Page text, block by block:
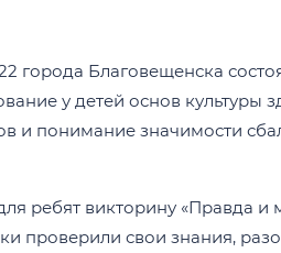
Благовещенска
у детей основ культуры
и понимание значимости
ребят викторину «Правда и
проверили свои знания,